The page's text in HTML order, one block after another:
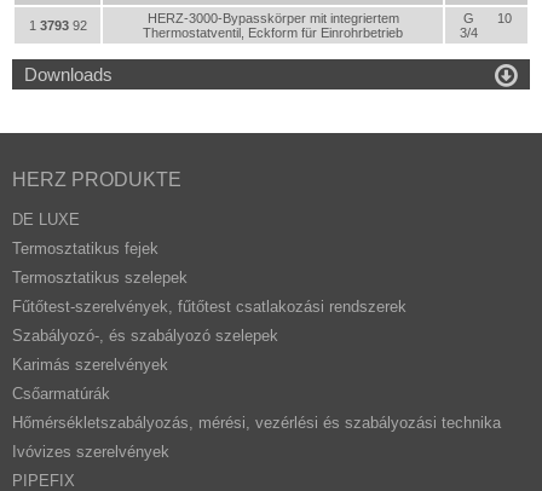
1 379392
HERZ-3000-Bypasskörper mit integriertem
Thermostatventil, Eckform für Einrohrbetrieb
G
3/4
10
Downloads 
HERZ PRODUKTE
DE LUXE
Termosztatikus fejek
Termosztatikus szelepek
Fűtőtest-szerelvények, fűtőtest csatlakozási rendszerek
Szabályozó-, és szabályozó szelepek
Karimás szerelvények
Csőarmatúrák
Hőmérsékletszabályozás, mérési, vezérlési és szabályozási technika
Ivóvizes szerelvények
PIPEFIX